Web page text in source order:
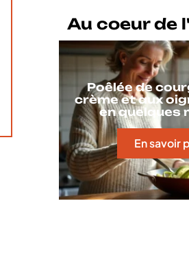
Au coeur de
Poêlée de
crème et aux
en quelques
En savoir